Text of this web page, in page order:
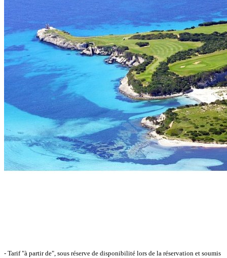
- Tarif "à partir de", sous réserve de disponibilité lors de la réservation et soumis